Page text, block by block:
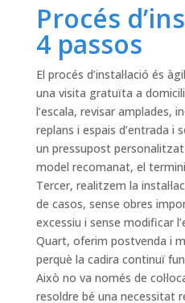
Procés
4 passos
El procés d’instal·lació és
una visita gratuïta a
l’escala, revisar amplades,
replans i espais d’entrada i
un pressupost
model recomanat, el
Tercer, realitzem la
de casos, sense obres
excessiu i sense modificar
Quart, oferim postvenda i
perquè la cadira continuï
Això no va només de
resoldre bé una necessitat